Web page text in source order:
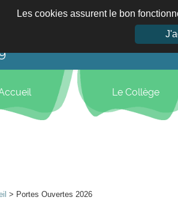
Les cookies assurent le bon
Le Collège
> Portes Ouvertes 2026